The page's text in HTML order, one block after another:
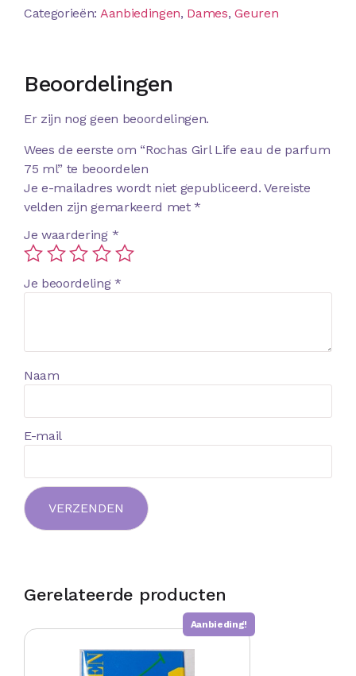
Categorieën: Aanbiedingen, Dames,Geuren
Beoordelingen
Er zijn nog geen beoordelingen.
Wees de eerste om “Rochas Girl Life eau de parfum
75 ml” te beoordelen
Je e-mailadres wordt niet gepubliceerd. Vereiste
velden zijn gemarkeerd met*
Je waardering *
Je beoordeling*
Naam
E-mail
Gerelateerde producten
Aanbieding!